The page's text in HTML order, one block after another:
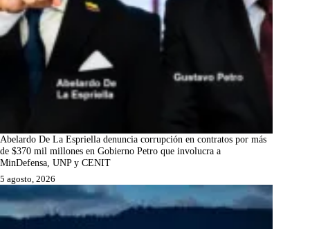
Abelardo De La Espriella denuncia corrupción en contratos por más
de $370 mil millones en Gobierno Petro que involucra a
MinDefensa, UNP y CENIT
5 agosto, 2026